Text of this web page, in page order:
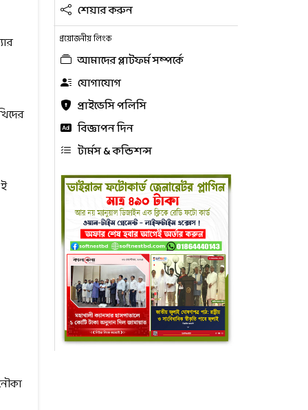
শেয়ার করুন
প্রয়োজনীয় লিংক
আমাদের প্লাটফর্ম সম্পর্কে
যোগাযোগ
প্রাইভেসি পলিসি
বিজ্ঞাপন দিন
টার্মস & কন্ডিশন্স